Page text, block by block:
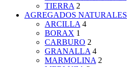
TIERRA 2
AGREGADOS NATURALES
ARCILLA 4
BORAX 1
CARBURO 2
GRANALLA 4
MARMOLINA 2